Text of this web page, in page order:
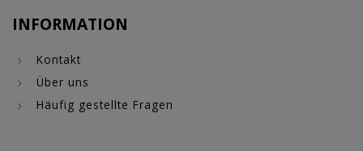
INFORMATION
Kontakt
Über uns
Häufig gestellte Fragen